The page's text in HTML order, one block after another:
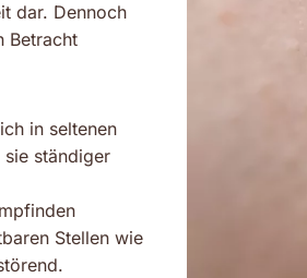
dar. Dennoch
Betracht
in seltenen
sie ständiger
Stellen wie